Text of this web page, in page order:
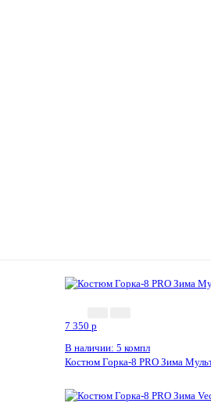
7 350 p
В наличии: 5 компл
Костюм Горка-8 PRO Зима